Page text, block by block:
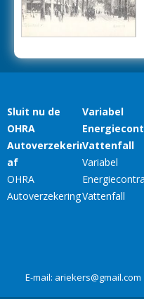
E-mail: ariekers@gmail.com